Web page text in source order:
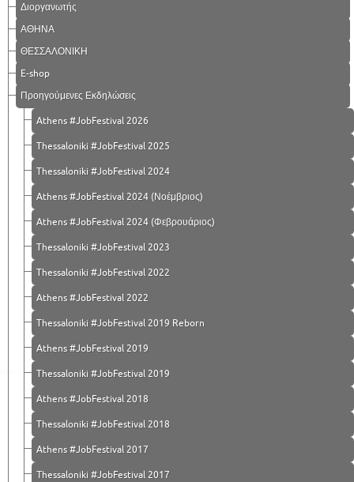
Διοργανωτής
ΑΘΗΝΑ
ΘΕΣΣΑΛΟΝΙΚΗ
E-shop
Προηγούμενες Εκδηλώσεις
Athens #JobFestival 2026
Thessaloniki #JobFestival 2025
Thessaloniki #JobFestival 2024
Athens #JobFestival 2024 (Νοέμβριος)
Athens #JobFestival 2024 (Φεβρουάριος)
Thessaloniki #JobFestival 2023
Thessaloniki #JobFestival 2022
Athens #JobFestival 2022
Thessaloniki #JobFestival 2019 Reborn
Athens #JobFestival 2019
Thessaloniki #JobFestival 2019
Athens #JobFestival 2018
Thessaloniki #JobFestival 2018
Athens #JobFestival 2017
Τhessaloniki #JobFestival 2017